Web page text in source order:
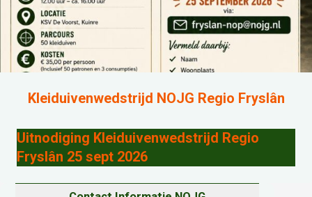
Kleiduivenwedstrijd NOJG Regio Fryslân
Uitnodiging Kleiduivenwedstrijd Regio
Fryslân 25 sept 2026